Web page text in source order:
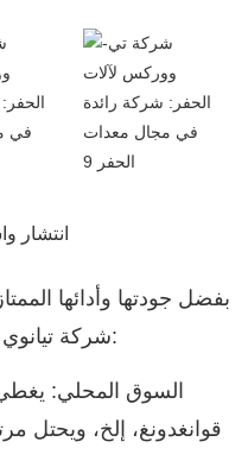
انتشار
بفضل جودتها وأدائها
شركة تيانوي على إشادة واسعة محلياً ودولياً: